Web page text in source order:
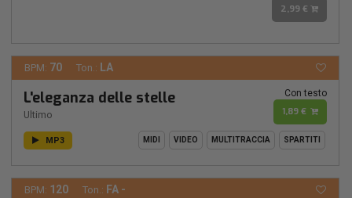
2,99 €
BPM: 70 Ton.: LA
L'eleganza delle stelle
Ultimo
Con testo
1,89 €
MP3 MIDI VIDEO MULTITRACCIA SPARTITI
BPM: 120 Ton.: FA -